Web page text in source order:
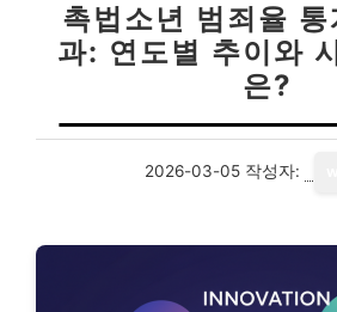
촉법소년 범죄율 통
과: 연도별 추이와
은?
2026-03-05 작성자: